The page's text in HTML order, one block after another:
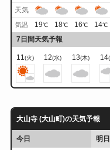
天気
気温 19℃ 18℃ 16℃ 14℃
7日間天気予報
11(火) 12(水) 13(木) 14
大山寺 (大山町)の天気予報
今日
明日